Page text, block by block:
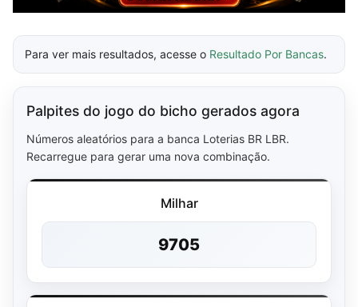
Para ver mais resultados, acesse o Resultado Por Bancas.
Palpites do jogo do bicho gerados agora
Números aleatórios para a banca Loterias BR LBR.
Recarregue para gerar uma nova combinação.
Milhar
9705